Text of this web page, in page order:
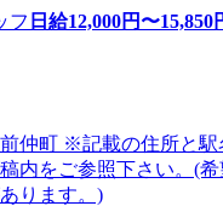
フ 日給12,000円〜15,850
仲町 ※記載の住所と駅
内をご参照下さい。(
ります。)